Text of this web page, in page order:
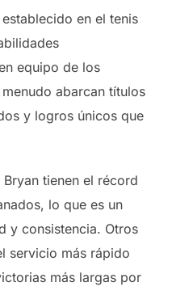
en el tenis
equipo de los
abarcan títulos
y logros únicos que
tienen el récord
lo que es un
y consistencia. Otros
servicio más rápido
más largas por